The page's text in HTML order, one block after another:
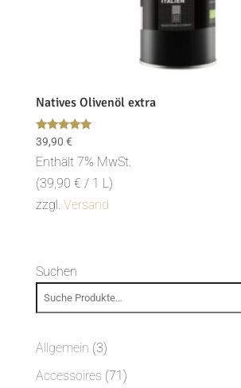
Natives Olivenöl extra
Bewertet
mit
5.00
39,90 €
Enthält 7% MwSt.
(39,90 € / 1 L)
zzgl. Versand
Suchen
Allgemein 33
Produkte
Accessoires 71 71